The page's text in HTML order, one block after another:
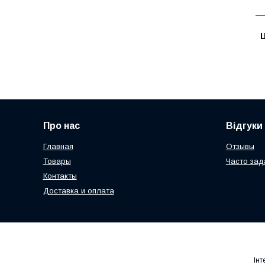
Про нас
Главная
Товары
Контакты
Доставка и оплата
Отзывы
Часто